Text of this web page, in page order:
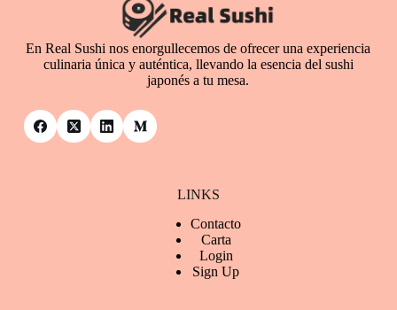
En Real Sushi nos enorgullecemos de ofrecer una experiencia
culinaria única y auténtica, llevando la esencia del sushi
japonés a tu mesa.
LINKS
Contacto
Carta
Login
Sign Up